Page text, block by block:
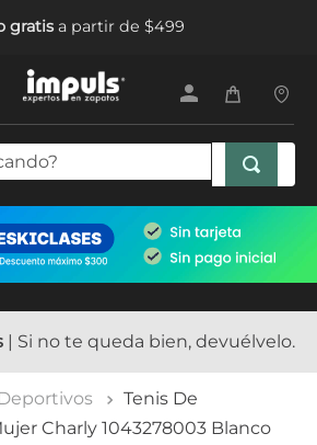
gratisa partir de $499
| Si no te queda bien, devuélvelo.
Deportivos
Tenis De
Charly 1043278003 Blanco